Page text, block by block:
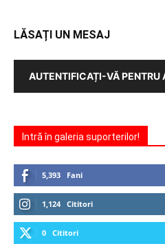
LĂSAȚI UN MESAJ
AUTENTIFICAȚI-VĂ PENTRU
Intră în galeria suporterilor!
5,393 Fani
1,124 Cititori
0 Cititori